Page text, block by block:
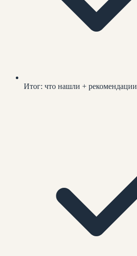
Итог: что нашли + рекомендации